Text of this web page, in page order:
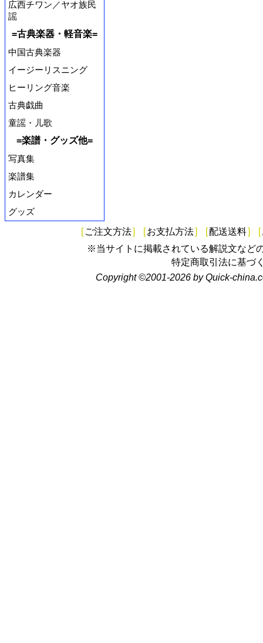
広西チワン／ヤオ族民
謡
=古典楽器・軽音楽=
中国古典楽器
イージーリスニング
ヒーリング音楽
古典戯曲
童謡・儿歌
=楽譜・グッズ他=
写真集
楽譜集
カレンダー
グッズ
[ ご注文方法] [お支払方法] [配送送料] [
※当サイトに掲載されている解説文など
特定商取引法に基づ
Copyright ©2001-2026 by Quick-